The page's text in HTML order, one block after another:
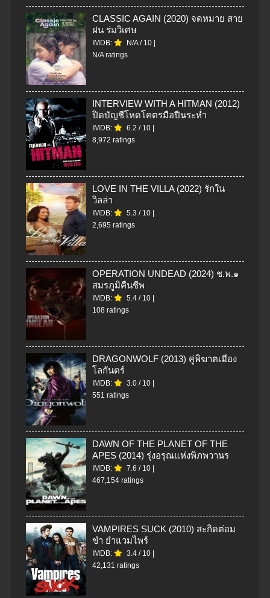
CLASSIC AGAIN (2020) จดหมาย สาย
ฝน ร่มวิเศษ
IMDB: N/A/ 10 |
N/A ratings
INTERVIEW WITH A HITMAN (2012)
ปิดบัญชีโหดโคตรมือปืนระห่ำ
IMDB: 6.2 / 10 |
8,972 ratings
LOVE IN THE VILLA (2022) รักใน
วิลล่า
IMDB: 5.3 / 10 |
2,695 ratings
OPERATION UNDEAD (2024) ช.พ.๑
สมรภูมิคืนชีพ
IMDB: 5.4 / 10 |
108 ratings
DRAGONWOLF (2013) คู่พิฆาตเมือง
โลกันตร์
IMDB: 3.0 / 10 |
551 ratings
DAWN OF THE PLANET OF THE
APES (2014) รุ่งอรุณแห่งพิภพวานร
IMDB: 7.6 / 10 |
467,154 ratings
VAMPIRES SUCK (2010) สะกิดต่อม
ขำ ยำแวมไพร์
IMDB: 3.4 / 10 |
42,131 ratings